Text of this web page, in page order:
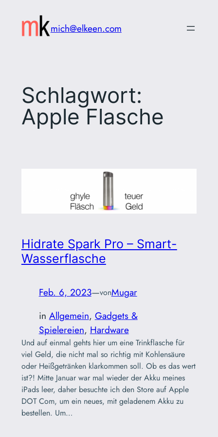
Inhalt
springen
mich@elkeen.com
Schlagwort:
Apple Flasche
Hidrate Spark Pro – Smart-
Wasserflasche
Feb. 6, 2023—vonMugar
in Allgemein, Gadgets &
Spielereien, Hardware
Und auf einmal gehts hier um eine Trinkflasche für
viel Geld, die nicht mal so richtig mit Kohlensäure
oder Heißgetränken klarkommen soll. Ob es das wert
ist?! Mitte Januar war mal wieder der Akku meines
iPads leer, daher besuchte ich den Store auf Apple
DOT Com, um ein neues, mit geladenem Akku zu
bestellen. Um…